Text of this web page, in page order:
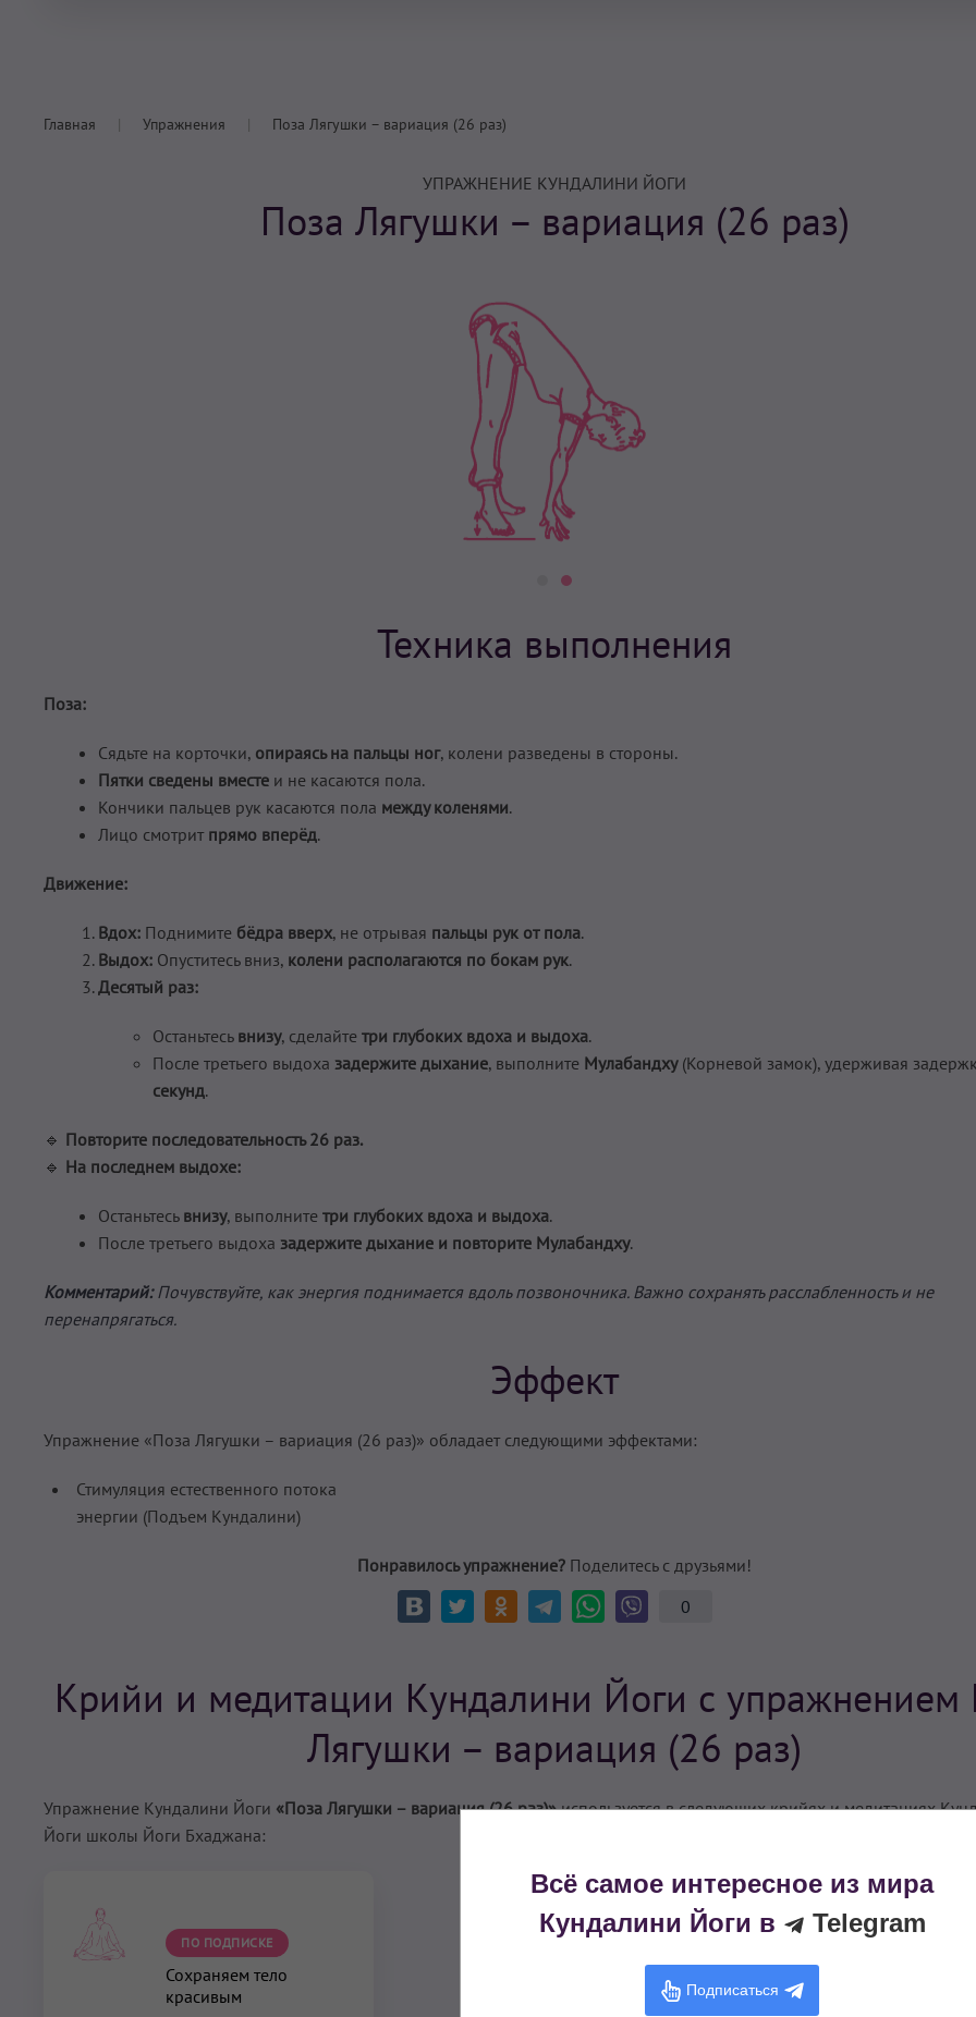
Главная Упражнения Поза Лягушки – вариация (26 раз)
УПРАЖНЕНИЕ КУНДАЛИНИ ЙОГИ
Поза Лягушки – вариация (26 раз)
Техника выполнения
Поза:
Сядьте на корточки, опираясь на пальцы ног, колени разведены в стороны.
Пятки сведены вместе и не касаются пола.
Кончики пальцев рук касаются пола между коленями.
Лицо смотрит прямо вперёд.
Движение:
Вдох: Поднимите бёдра вверх, не отрывая пальцы рук от пола.
Выдох: Опуститесь вниз, колени располагаются по бокам рук.
Десятый раз:
Останьтесь внизу, сделайте три глубоких вдоха и выдоха.
После третьего выдоха задержите дыхание, выполните Мулабандху(Корневой замок), удерживая
секунд.
🔹 Повторите последовательность 26 раз.
🔹 На последнем выдохе:
Останьтесь внизу, выполните три глубоких вдоха и выдоха.
После третьего выдоха задержите дыхание и повторите Мулабандху.
Комментарий:Почувствуйте, как энергия поднимается вдоль позвоночника. Важно сохранять расслабленность и не
перенапрягаться.
Эффект
Упражнение «Поза Лягушки – вариация (26 раз)» обладает следующими эффектами:
Стимуляция естественного потока
энергии (Подъем Кундалини)
Понравилось упражнение? Поделитесь с друзьями!
0
Крийи и медитации Кундалини Йоги с упражнением
Лягушки – вариация (26 раз)
Упражнение Кундалини Йоги «Поза Лягушки – вариация (26 раз)»используется в следующих крийях и медитациях
Йоги школы Йоги Бхаджана:
ПО ПОДПИСКЕ
Сохраняем тело
красивым
Всё самое интересное из мира
Кундалини Йоги в
Telegram
Подписаться